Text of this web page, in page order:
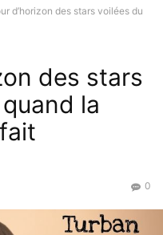
d’horizon des stars voilées du
des stars
la
0